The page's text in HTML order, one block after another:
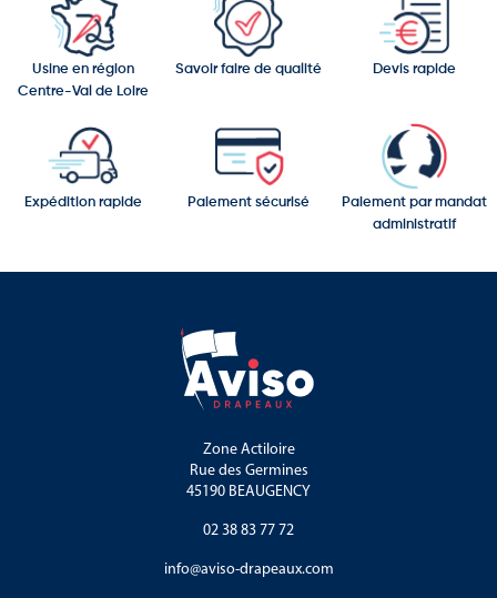
Usine en région
Centre-Val de Loire
Savoir faire de qualité Devis rapide
Expédition rapide Paiement sécurisé
Paiement par mandat
administratif
Zone Actiloire
Rue des Germines
45190 BEAUGENCY
02 38 83 77 72
info@aviso-drapeaux.com